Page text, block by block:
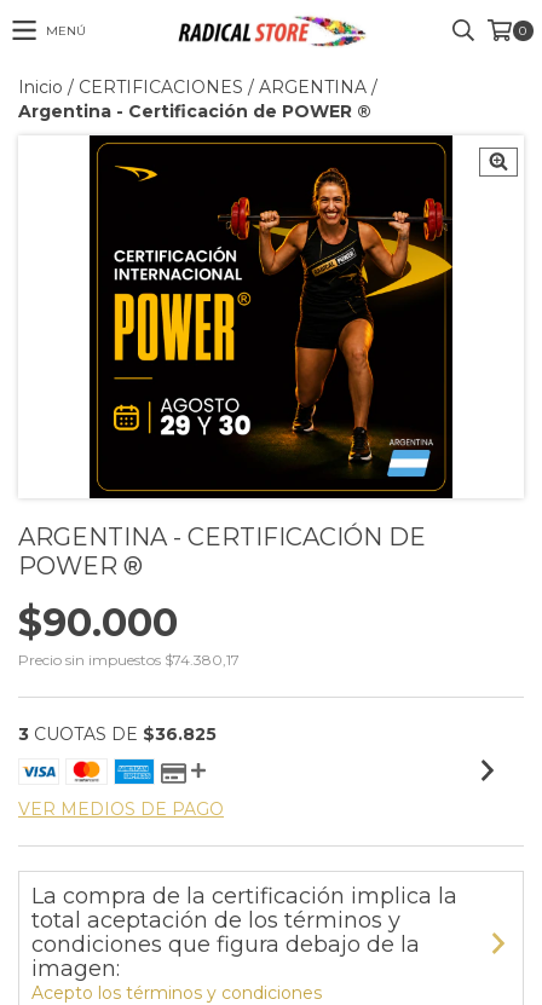
MENÚ 0
Inicio / CERTIFICACIONES / ARGENTINA /
Argentina - Certificación de POWER ®
ARGENTINA - CERTIFICACIÓN DE
POWER ®
$90.000
Precio sin impuestos $74.380,17
3 CUOTAS DE $36.825
VER MEDIOS DE PAGO
La compra de la certificación implica la
total aceptación de los términos y
condiciones que figura debajo de la
imagen:
Acepto los términos y condiciones